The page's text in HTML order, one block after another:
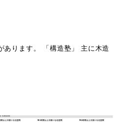
あります。 「構造塾」 主に木造